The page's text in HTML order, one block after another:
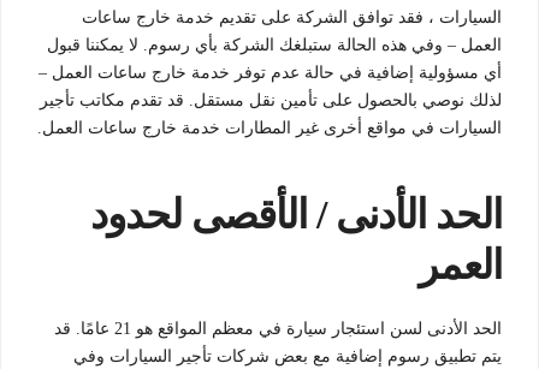
السيارات ، فقد توافق الشركة على تقديم خدمة خارج ساعات
العمل – وفي هذه الحالة ستبلغك الشركة بأي رسوم. لا يمكننا قبول
أي مسؤولية إضافية في حالة عدم توفر خدمة خارج ساعات العمل –
لذلك نوصي بالحصول على تأمين نقل مستقل. قد تقدم مكاتب تأجير
السيارات في مواقع أخرى غير المطارات خدمة خارج ساعات العمل.
الحد الأدنى / الأقصى لحدود
العمر
الحد الأدنى لسن استئجار سيارة في معظم المواقع هو 21 عامًا. قد
يتم تطبيق رسوم إضافية مع بعض شركات تأجير السيارات وفي